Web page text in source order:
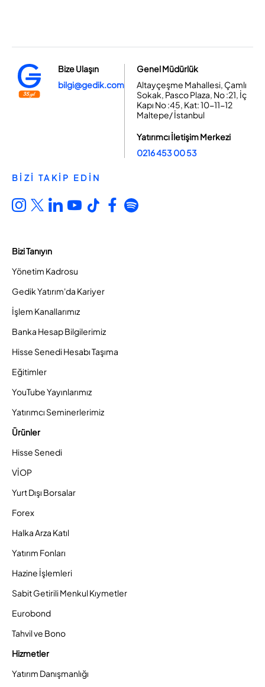
Bize Ulaşın
bilgi@gedik.com
Genel Müdürlük
Altayçeşme Mahallesi, Çamlı
Sokak, Pasco Plaza, No :21, İç
Kapı No :45, Kat: 10-11-12
Maltepe/ İstanbul
Yatırımcı İletişim Merkezi
0216 453 00 53
BİZİ TAKİP EDİN
Bizi Tanıyın
Yönetim Kadrosu
Gedik Yatırım'da Kariyer
İşlem Kanallarımız
Banka Hesap Bilgilerimiz
Hisse Senedi Hesabı Taşıma
Eğitimler
YouTube Yayınlarımız
Yatırımcı Seminerlerimiz
Ürünler
Hisse Senedi
VİOP
Yurt Dışı Borsalar
Forex
Halka Arza Katıl
Yatırım Fonları
Hazine İşlemleri
Sabit Getirili Menkul Kıymetler
Eurobond
Tahvil ve Bono
Hizmetler
Yatırım Danışmanlığı